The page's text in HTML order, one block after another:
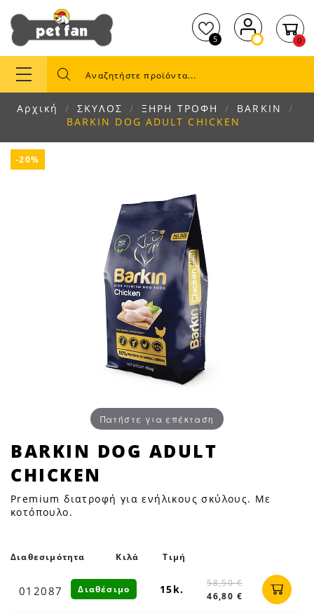
5 0
Αρχική ΣΚΥΛΟΣ ΞΗΡΗ ΤΡΟΦΗ
BARKIN
BARKIN DOG ADULT CHICKEN
-20%
Πατήστε για επέκταση
BARKIN
DOG
ADULT
CHICKEN
|
BARKIN DOG ADULT
CHICKEN
Premium διατροφή για ενήλικους σκύλους. Με
κοτόπουλο.
Διαθεσιμότητα Κιλά Τιμή
012087 15k.
58,50 €
46,80 €
Διαθέσιμο